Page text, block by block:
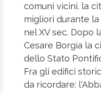
comuni vicini. la
migliori durante
nel XV sec. Dopo
Cesare Borgia la
dello Stato
Fra gli edifici
da ricordare: